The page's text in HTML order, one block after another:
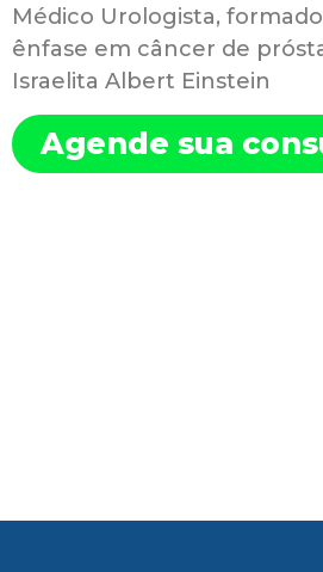
Médico Urologista,
ênfase em câncer de
Israelita Albert Einstein
Agende sua